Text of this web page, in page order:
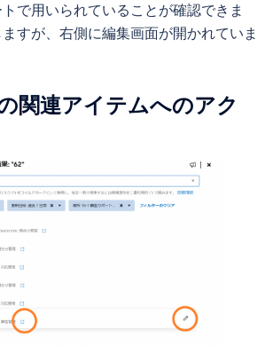
で用いられていることが確認できま
すが、右側に編集画面が開かれていま
関連アイテムへのアク